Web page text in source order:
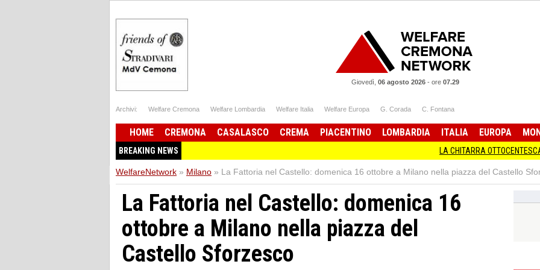
Giovedì, 06 agosto 2026- ore 07.29
Archivi: Welfare Cremona Welfare Lombardia Welfare Italia Welfare Europa G. Corada C. Fontana
HOME CREMONA CASALASCO CREMA PIACENTINO LOMBARDIA ITALIA EUROPA
BREAKING NEWS LA CHITARRA OTTOCENTESCA IN
WelfareNetwork » Milano » La Fattoria nel Castello: domenica 16 ottobre a Milano nella piazza del Castello
La Fattoria nel Castello: domenica 16
ottobre a Milano nella piazza del
Castello Sforzesco